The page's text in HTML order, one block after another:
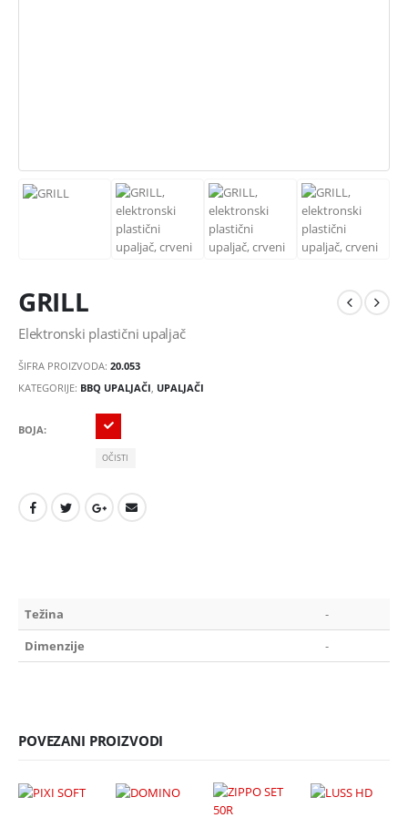
GRILL
Elektronski plastični upaljač
ŠIFRA PROIZVODA: 20.053
KATEGORIJE: BBQ UPALJAČI UPALJAČI
BOJA
OČISTI
Težina
-
Dimenzije
-
POVEZANI PROIZVODI